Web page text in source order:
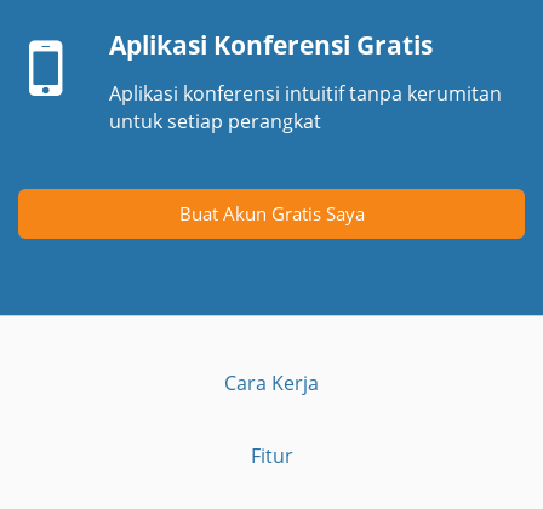
selulerAplikasi Konferensi Gratis
Aplikasi konferensi intuitif tanpa kerumitan
untuk setiap perangkat
Buat Akun Gratis Saya
Cara Kerja
Fitur